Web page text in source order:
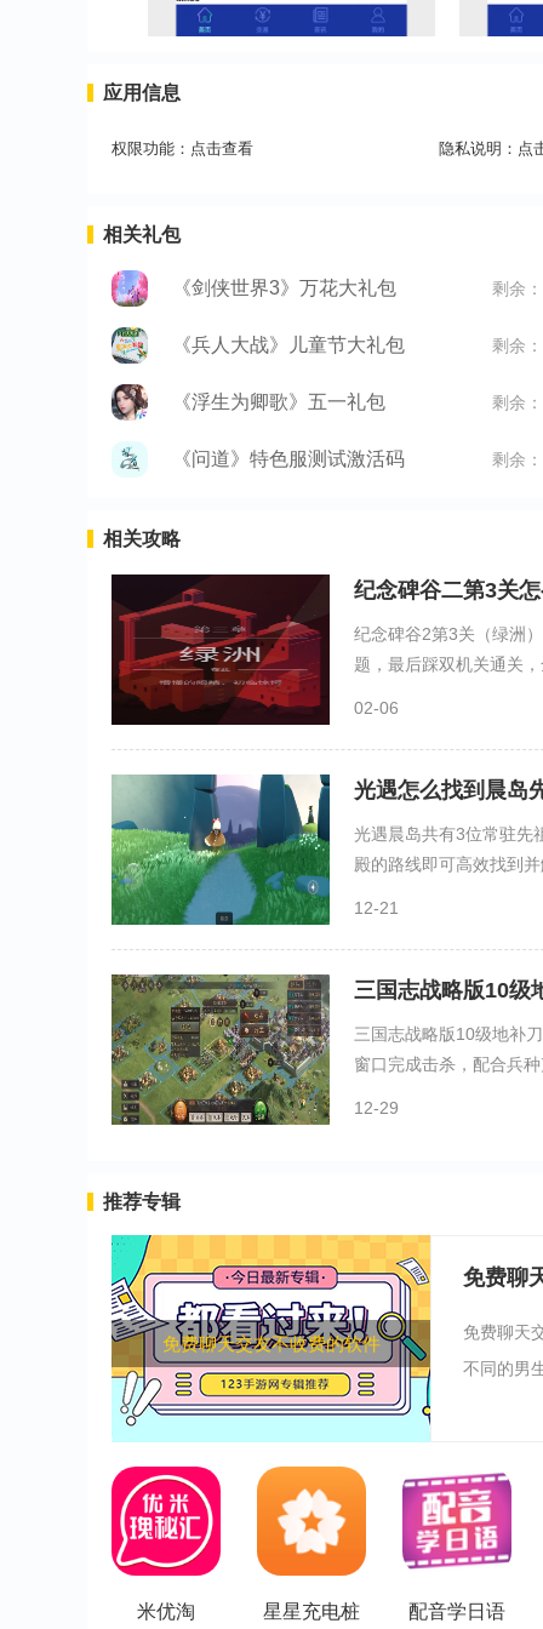
应用信息
权限功能： 点击查看 隐私说明： 点
相关礼包
《剑侠世界3》万花大礼包 剩余
《兵人大战》儿童节大礼包 剩余
《浮生为卿歌》五一礼包 剩余
《问道》特色服测试激活码 剩余
相关攻略
纪念碑谷二第3关
纪念碑谷2第3关（绿洲
题，最后踩双机关通关
02-06
光遇怎么找到晨岛
光遇晨岛共有3位常驻
殿的路线即可高效找到
12-21
三国志战略版10级
三国志战略版10级地补
窗口完成击杀，配合兵
12-29
推荐专辑
免费聊天交友不收费的软件
免费聊
免费聊天
不同的男
米优淘 星星充电桩 配音学日语